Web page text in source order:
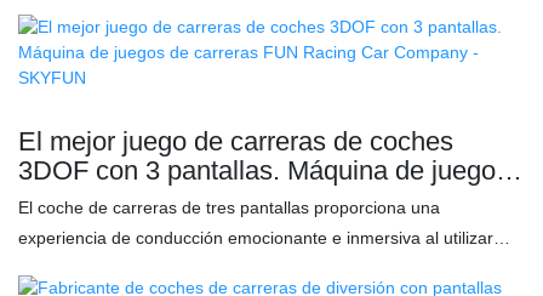
comparación con productos similares en el mercado, el FUN 4
DOF Racing Car tiene ventajas incomparables en términos de
rendimiento, calidad, apariencia, etc., y goza de una buena
productos anteriores y los mejora continuamente. Las
especificaciones del FUN
emocionante para brindar a los jugadores una experiencia de
conducción realista. Características: ✅ La pantalla de
de juego sea más realista y llena de experiencia. ✅ Reproduce
con precisión la retroalimentación en tiempo real sobre impactos
del coche, curvas y sensación de la carretera. ✅ Volante de
carreras profesional con rendimiento de manejo superior.
El mejor juego de carreras de coches
3DOF con 3 pantallas. Máquina de juegos
de carreras FUN Racing Car Company -
SKYFUN
El coche de carreras de tres pantallas proporciona una
experiencia de conducción emocionante e inmersiva al utilizar